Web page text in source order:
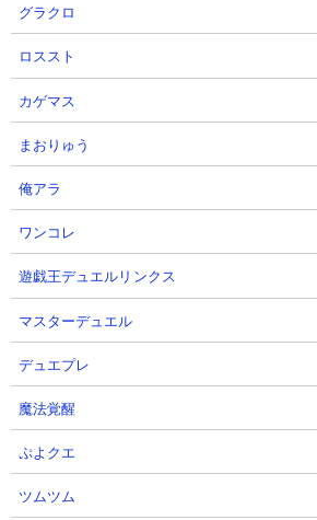
３．進撃のブラックホール極ム
デビルサイキックで攻略
【出撃メンバー】
【攻略概要】
「どんとこい上田」さんの攻略動画です。
アップとふっ飛ばし効果アップを使用。2
ャラやムキあしも入れていますが、使用す
デビルサイキックのみ。この2種をひたす
せてスペースサイクロンの進軍を止めてい
グラクロ
ロススト
カゲマス
まおりゅう
俺アラ
ワンコレ
遊戯王デュエルリンクス
マスターデュエル
デュエプレ
魔法覚醒
ぷよクエ
ツムツム